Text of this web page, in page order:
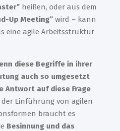
heißen, oder aus dem
Up Meeting” wird – kann
eine agile Arbeitsstruktur
diese Begriffe in ihrer
auch so umgesetzt
Antwort auf diese Frage
der Einführung von agilen
braucht es
Besinnung und das